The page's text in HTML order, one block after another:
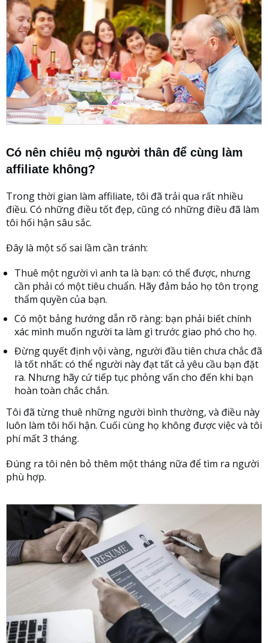
Có nên chiêu mộ người thân để cùng làm
affiliate không?
Trong thời gian làm affiliate, tôi đã trải qua rất nhiều
điều. Có những điều tốt đẹp, cũng có những điều đã làm
tôi hối hận sâu sắc.
Đây là một số sai lầm cần tránh:
Thuê một người vì anh ta là bạn: có thể được, nhưng
cần phải có một tiêu chuẩn. Hãy đảm bảo họ tôn trọng
thẩm quyền của bạn.
Có một bảng hướng dẫn rõ ràng: bạn phải biết chính
xác mình muốn người ta làm gì trước giao phó cho họ.
Đừng quyết định vội vàng, người đầu tiên chưa chắc đã
là tốt nhất: có thể người này đạt tất cả yêu cầu bạn đặt
ra. Nhưng hãy cứ tiếp tục phỏng vấn cho đến khi bạn
hoàn toàn chắc chắn.
Tôi đã từng thuê những người bình thường, và điều này
luôn làm tôi hối hận. Cuối cùng họ không được việc và tôi
phí mất 3 tháng.
Đúng ra tôi nên bỏ thêm một tháng nữa để tìm ra người
phù hợp.